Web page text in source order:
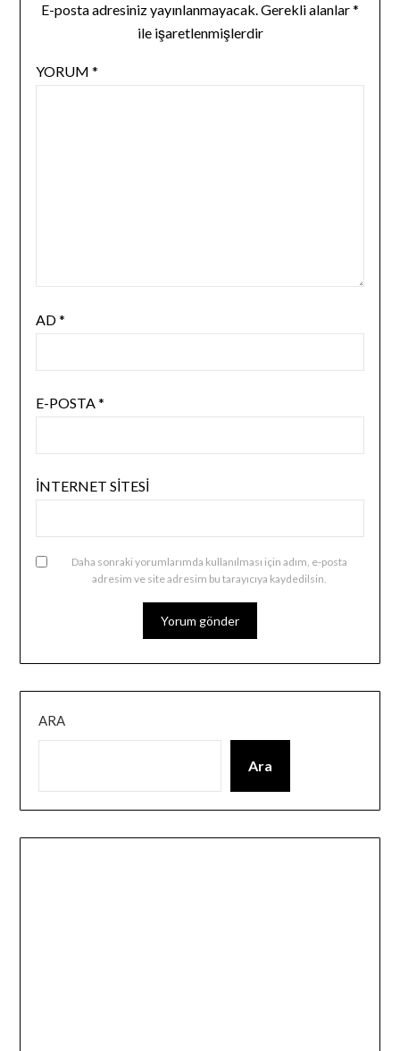
E-posta adresiniz yayınlanmayacak.Gerekli alanlar*
ile işaretlenmişlerdir
YORUM *
AD*
E-POSTA*
İNTERNET SITESI
Daha sonraki yorumlarımda kullanılması için adım, e-posta
adresim ve site adresim bu tarayıcıya kaydedilsin.
ARA
Ara